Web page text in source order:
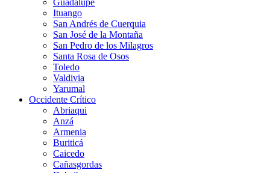
Ituango
San Andrés de Cuerquia
San José de la Montaña
San Pedro de los Milagros
Santa Rosa de Osos
Toledo
Valdivia
Yarumal
Occidente Crítico
Abriaqui
Anzá
Armenia
Buriticá
Caicedo
Cañasgordas